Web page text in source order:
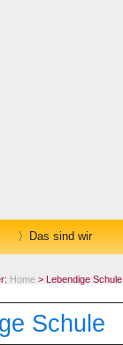
Das sind wir
Home > Lebendige Schule
Schule